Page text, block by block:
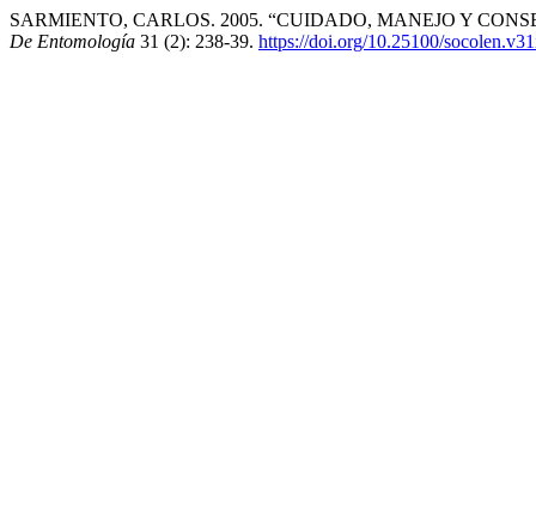
SARMIENTO, CARLOS. 2005. “CUIDADO, MANEJO Y
De Entomología 31 (2): 238-39. https://doi.org/10.25100/